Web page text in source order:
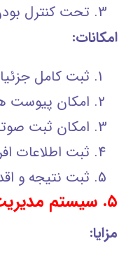
تحت کنترل
امکانات:
ثبت کامل
امکان پیوست
امکان ثبت
ثبت اطلاعات
ثبت نتیجه و
۵. سیستم مدیریت وظایف و امور محوله
مزایا: